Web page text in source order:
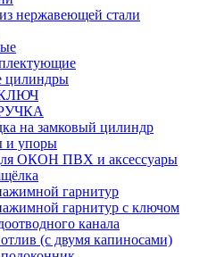
нержавеющей стали
цилиндры
на замковый цилиндр
и упоры
ОКОН ПВХ и аксессуары
гарнитур
гарнитур с ключом
канала
(с двумя капиносами)